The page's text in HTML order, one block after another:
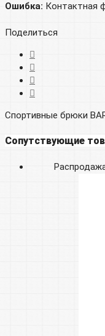
Ошибка: Контактная
Поделиться
Спортивные брюки
Сопутствующие